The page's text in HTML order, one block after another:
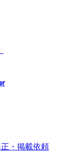
・掲載依頼